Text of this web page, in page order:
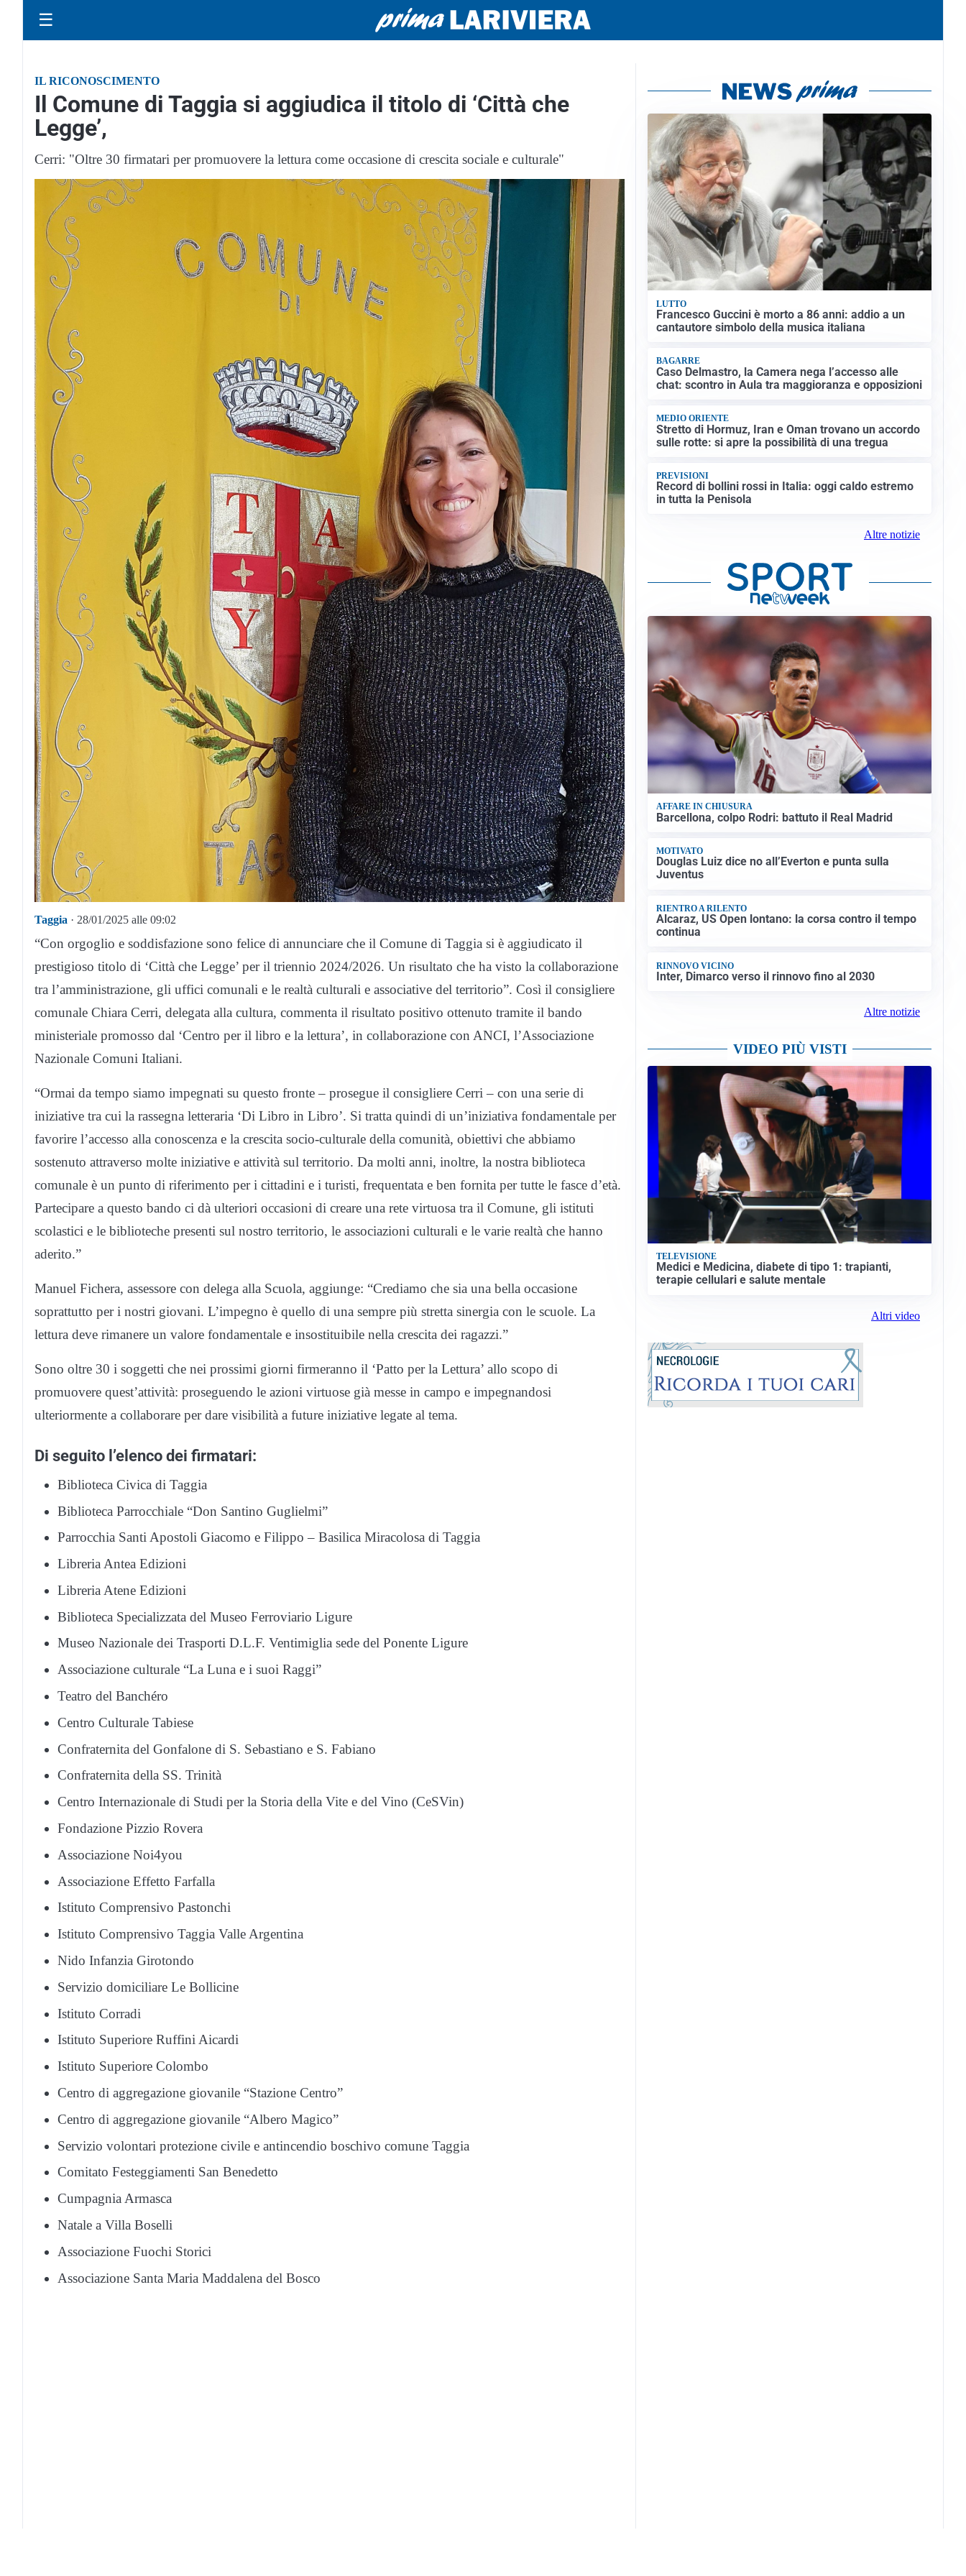
☰
IL RICONOSCIMENTO
Il Comune di Taggia si aggiudica il titolo di ‘Città che
Legge’,
Cerri: "Oltre 30 firmatari per promuovere la lettura come occasione di crescita sociale e culturale"
Taggia · 28/01/2025 alle 09:02
“Con orgoglio e soddisfazione sono felice di annunciare che il Comune di Taggia si è aggiudicato il
prestigioso titolo di ‘Città che Legge’ per il triennio 2024/2026. Un risultato che ha visto la collaborazione
tra l’amministrazione, gli uffici comunali e le realtà culturali e associative del territorio”. Così il consigliere
comunale Chiara Cerri, delegata alla cultura, commenta il risultato positivo ottenuto tramite il bando
ministeriale promosso dal ‘Centro per il libro e la lettura’, in collaborazione con ANCI, l’Associazione
Nazionale Comuni Italiani.
“Ormai da tempo siamo impegnati su questo fronte – prosegue il consigliere Cerri – con una serie di
iniziative tra cui la rassegna letteraria ‘Di Libro in Libro’. Si tratta quindi di un’iniziativa fondamentale per
favorire l’accesso alla conoscenza e la crescita socio-culturale della comunità, obiettivi che abbiamo
sostenuto attraverso molte iniziative e attività sul territorio. Da molti anni, inoltre, la nostra biblioteca
comunale è un punto di riferimento per i cittadini e i turisti, frequentata e ben fornita per tutte le fasce d’età.
Partecipare a questo bando ci dà ulteriori occasioni di creare una rete virtuosa tra il Comune, gli istituti
scolastici e le biblioteche presenti sul nostro territorio, le associazioni culturali e le varie realtà che hanno
aderito.”
Manuel Fichera, assessore con delega alla Scuola, aggiunge: “Crediamo che sia una bella occasione
soprattutto per i nostri giovani. L’impegno è quello di una sempre più stretta sinergia con le scuole. La
lettura deve rimanere un valore fondamentale e insostituibile nella crescita dei ragazzi.”
Sono oltre 30 i soggetti che nei prossimi giorni firmeranno il ‘Patto per la Lettura’ allo scopo di
promuovere quest’attività: proseguendo le azioni virtuose già messe in campo e impegnandosi
ulteriormente a collaborare per dare visibilità a future iniziative legate al tema.
Di seguito l’elenco dei firmatari:
Biblioteca Civica di Taggia
Biblioteca Parrocchiale “Don Santino Guglielmi”
Parrocchia Santi Apostoli Giacomo e Filippo – Basilica Miracolosa di Taggia
Libreria Antea Edizioni
Libreria Atene Edizioni
Biblioteca Specializzata del Museo Ferroviario Ligure
Museo Nazionale dei Trasporti D.L.F. Ventimiglia sede del Ponente Ligure
Associazione culturale “La Luna e i suoi Raggi”
Teatro del Banchéro
Centro Culturale Tabiese
Confraternita del Gonfalone di S. Sebastiano e S. Fabiano
Confraternita della SS. Trinità
Centro Internazionale di Studi per la Storia della Vite e del Vino (CeSVin)
Fondazione Pizzio Rovera
Associazione Noi4you
Associazione Effetto Farfalla
Istituto Comprensivo Pastonchi
Istituto Comprensivo Taggia Valle Argentina
Nido Infanzia Girotondo
Servizio domiciliare Le Bollicine
Istituto Corradi
Istituto Superiore Ruffini Aicardi
Istituto Superiore Colombo
Centro di aggregazione giovanile “Stazione Centro”
Centro di aggregazione giovanile “Albero Magico”
Servizio volontari protezione civile e antincendio boschivo comune Taggia
Comitato Festeggiamenti San Benedetto
Cumpagnia Armasca
Natale a Villa Boselli
Associazione Fuochi Storici
Associazione Santa Maria Maddalena del Bosco
LUTTO
Francesco Guccini è morto a 86 anni: addio a un
cantautore simbolo della musica italiana
BAGARRE
Caso Delmastro, la Camera nega l’accesso alle
chat: scontro in Aula tra maggioranza e opposizioni
MEDIO ORIENTE
Stretto di Hormuz, Iran e Oman trovano un accordo
sulle rotte: si apre la possibilità di una tregua
PREVISIONI
Record di bollini rossi in Italia: oggi caldo estremo
in tutta la Penisola
Altre notizie
AFFARE IN CHIUSURA
Barcellona, colpo Rodri: battuto il Real Madrid
MOTIVATO
Douglas Luiz dice no all’Everton e punta sulla
Juventus
RIENTRO A RILENTO
Alcaraz, US Open lontano: la corsa contro il tempo
continua
RINNOVO VICINO
Inter, Dimarco verso il rinnovo fino al 2030
Altre notizie
VIDEO PIÙ VISTI
TELEVISIONE
Medici e Medicina, diabete di tipo 1: trapianti,
terapie cellulari e salute mentale
Altri video